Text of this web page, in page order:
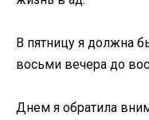
В пятницу я должна
восьми вечера до
Днем я обратила